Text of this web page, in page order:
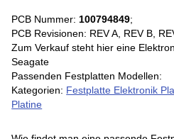
PCB Nummer: 100794849;
PCB Revisionen: REV A, REV B,
Zum Verkauf steht hier eine
Seagate
Passenden Festplatten Modellen:
Kategorien: Festplatte Elektronik
Platine